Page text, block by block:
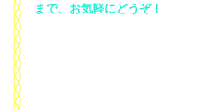
まで、お気軽にどうぞ！